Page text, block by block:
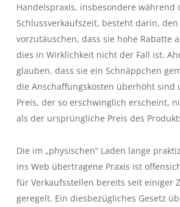
Handelspraxis, insbesondere während
Schlussverkaufszeit, besteht darin,
vorzutäuschen, dass sie hohe Rabatte
dies in Wirklichkeit nicht der Fall ist.
glauben, dass sie ein Schnäppchen
die Anschaffungskosten überhöht sind
Preis, der so erschwinglich erscheint,
als der ursprüngliche Preis des
Die im „physischen“ Laden lange
ins Web übertragene Praxis ist
für Verkaufsstellen bereits seit einiger
geregelt. Ein diesbezügliches Gesetz